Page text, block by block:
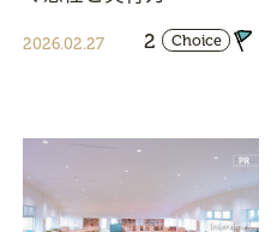
2026.02.27 2 Choice